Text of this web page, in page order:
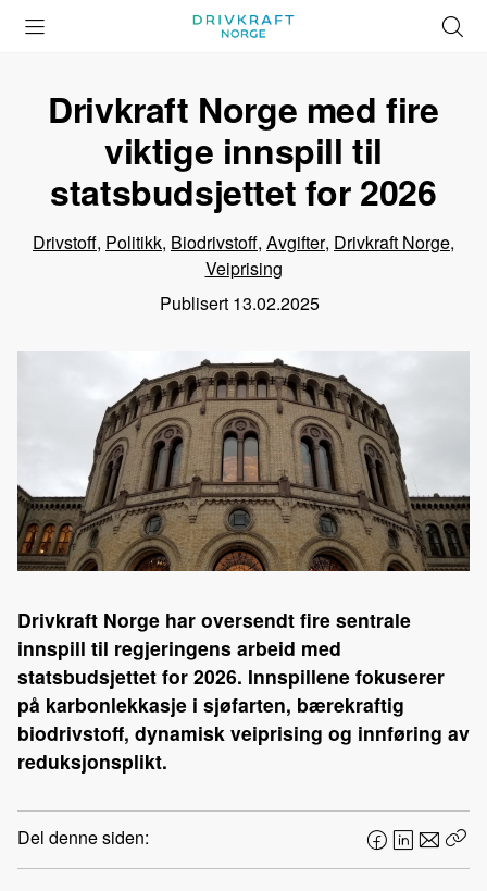
Drivkraft Norge med fire
viktige innspill til
statsbudsjettet for 2026
Drivstoff, Politikk, Biodrivstoff, Avgifter, Drivkraft Norge,
Veiprising
Publisert 13.02.2025
Drivkraft Norge har oversendt fire sentrale
innspill til regjeringens arbeid med
statsbudsjettet for 2026. Innspillene fokuserer
på karbonlekkasje i sjøfarten, bærekraftig
biodrivstoff, dynamisk veiprising og innføring av
reduksjonsplikt.
Del denne siden:
F
a
L
i
E
-